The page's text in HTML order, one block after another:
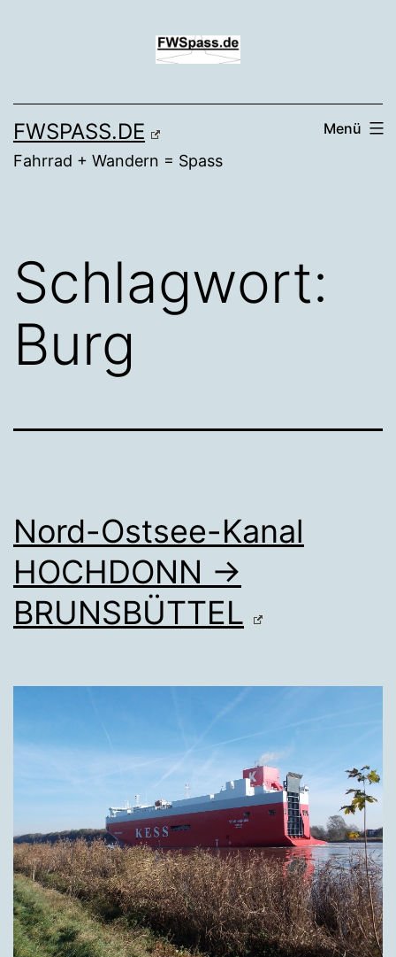
FWSPASS.DE
Fahrrad + Wandern = Spass
Menü
Schlagwort:
Burg
Nord-Ostsee-Kanal
HOCHDONN →
BRUNSBÜTTEL